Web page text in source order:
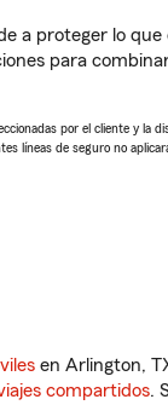
a proteger lo
para
por el cliente y la
líneas de seguro no
en Arlington,
compartidos.